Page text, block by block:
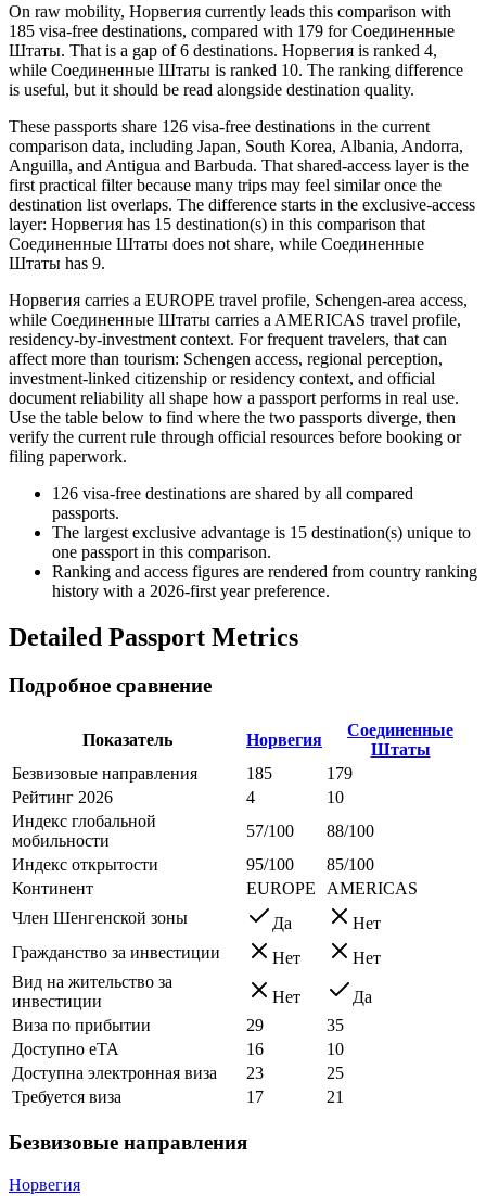
On raw mobility, Норвегия currently leads this comparison with
185 visa-free destinations, compared with 179 for Соединенные
Штаты. That is a gap of 6 destinations. Норвегия is ranked 4,
while Соединенные Штаты is ranked 10. The ranking difference
is useful, but it should be read alongside destination quality.
These passports share 126 visa-free destinations in the current
comparison data, including Japan, South Korea, Albania, Andorra,
Anguilla, and Antigua and Barbuda. That shared-access layer is the
first practical filter because many trips may feel similar once the
destination list overlaps. The difference starts in the exclusive-access
layer: Норвегия has 15 destination(s) in this comparison that
Соединенные Штаты does not share, while Соединенные
Штаты has 9.
Норвегия carries a EUROPE travel profile, Schengen-area access,
while Соединенные Штаты carries a AMERICAS travel profile,
residency-by-investment context. For frequent travelers, that can
affect more than tourism: Schengen access, regional perception,
investment-linked citizenship or residency context, and official
document reliability all shape how a passport performs in real use.
Use the table below to find where the two passports diverge, then
verify the current rule through official resources before booking or
filing paperwork.
126 visa-free destinations are shared by all compared
passports.
The largest exclusive advantage is 15 destination(s) unique to
one passport in this comparison.
Ranking and access figures are rendered from country ranking
history with a 2026-first year preference.
Detailed Passport Metrics
Подробное сравнение
Показатель Норвегия
Соединенные
Штаты
Безвизовые направления
185
179
Рейтинг 2026
4
10
Индекс глобальной
мобильности
57/100
88/100
Индекс открытости
95/100
85/100
Континент
EUROPE
AMERICAS
Член Шенгенской зоны
Да
Нет
Гражданство за инвестиции
Нет
Нет
Вид на жительство за
инвестиции
Нет
Да
Виза по прибытии
29
35
Доступно eTA
16
10
Доступна электронная виза
23
25
Требуется виза
17 21
Безвизовые направления
Норвегия